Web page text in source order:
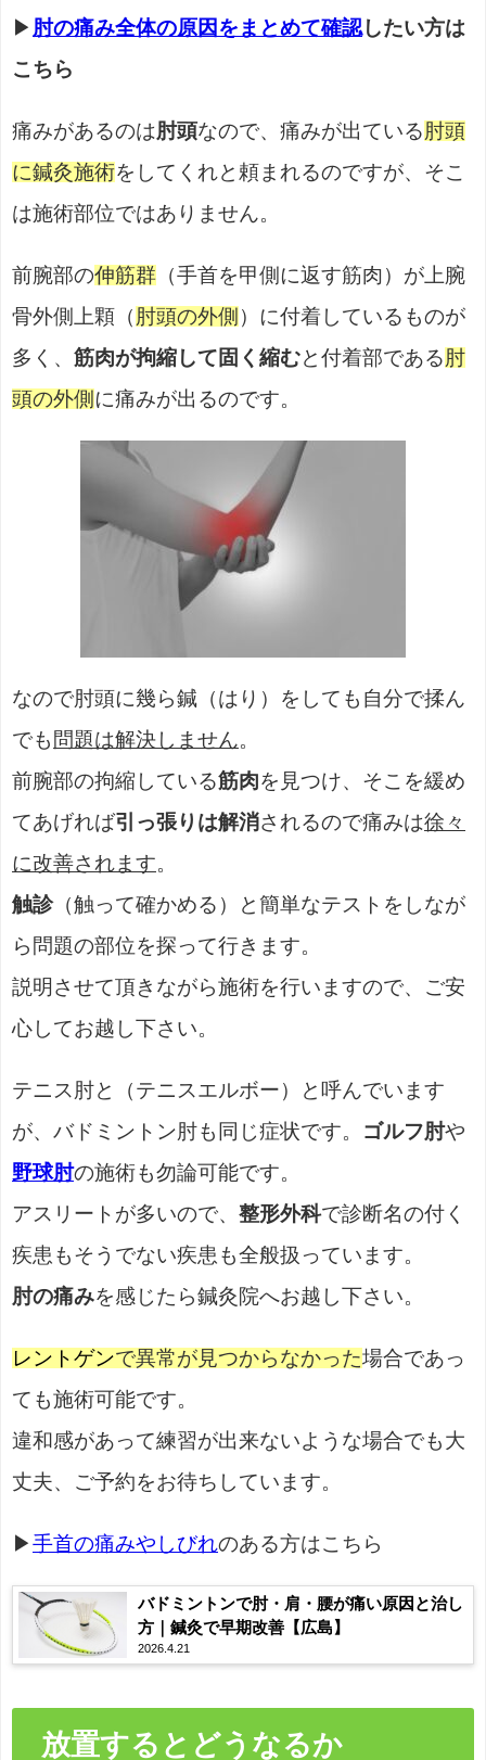
▶ 肘の痛み全体の原因をまとめて確認 したい方は
こちら
痛みがあるのは肘頭なので、痛みが出ている 肘頭
に鍼灸施術をしてくれと頼まれるのですが、そこ
は施術部位ではありません。
前腕部の伸筋群 （手首を甲側に返す筋肉）が上腕
骨外側上顆（ 肘頭の外側 ）に付着しているものが
多く、 筋肉が拘縮して固く縮むと付着部である 肘
頭の外側 に痛みが出るのです。
なので肘頭に幾ら鍼（はり）をしても自分で揉ん
でも 問題は解決しません
前腕部の拘縮している筋肉を見つけ、そこを緩め
てあげれば引っ張りは解消されるので痛みは徐々
に改善されます
触診（触って確かめる）と簡単なテストをしなが
ら問題の部位を探って行きます。
説明させて頂きながら施術を行いますので、ご安
心してお越し下さい。
テニス肘と（テニスエルボー）と呼んでいます
が、バドミントン肘も同じ症状です。
ゴルフ肘や
野球肘の施術も勿論可能です。
アスリートが多いので、 整形外科で診断名の付く
疾患もそうでない疾患も全般扱っています。
肘の痛みを感じたら鍼灸院へお越し下さい。
レントゲンで異常が見つからなかった場合であっ
ても施術可能です。
違和感があって練習が出来ないような場合でも大
丈夫、ご予約をお待ちしています。
▶ 手首の痛みやしびれのある方はこちら
バドミントンで肘・肩・腰が痛い原因と治し
方｜鍼灸で早期改善【広島】
2026.4.21
放置するとどうなるか